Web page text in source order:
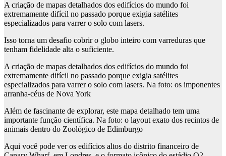
A criação de mapas detalhados dos edifícios do mundo foi
extremamente difícil no passado porque exigia satélites
especializados para varrer o solo com lasers.
Isso torna um desafio cobrir o globo inteiro com varreduras que
tenham fidelidade alta o suficiente.
A criação de mapas detalhados dos edifícios do mundo foi
extremamente difícil no passado porque exigia satélites
especializados para varrer o solo com lasers. Na foto: os imponentes
arranha-céus de Nova York
Além de fascinante de explorar, este mapa detalhado tem uma
importante função científica. Na foto: o layout exato dos recintos de
animais dentro do Zoológico de Edimburgo
Aqui você pode ver os edifícios altos do distrito financeiro de